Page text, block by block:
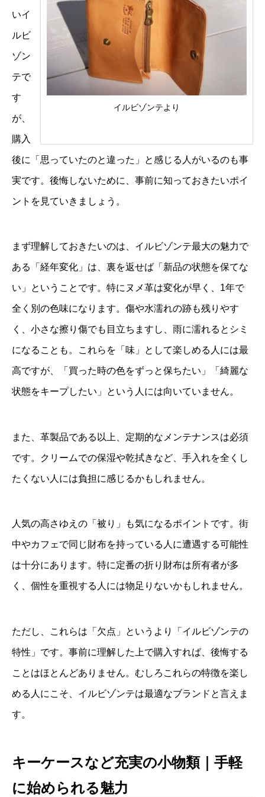
イルビゾンテより
いイ
ルビ
ゾン
テで
す
が、
購入
後に「思っていたのと違った」と感じる人がいるのも事
実です。後悔しないために、事前に知っておきたいポイ
ントを見ていきましょう。
まず理解しておきたいのは、イルビゾンテ最大の魅力で
ある「経年変化」は、裏を返せば「新品の状態を保てな
い」ということです。特にヌメ革は変化が早く、1年で
全く別の色味になります。傷や水濡れの跡も残りやす
く、小さな擦り傷でも目立ちますし、雨に濡れるとシミ
になることも。これらを「味」として楽しめる人には最
高ですが、「買った時の色をずっと保ちたい」「綺麗な
状態をキープしたい」という人には向いていません。
また、革製品である以上、定期的なメンテナンスは必須
です。クリームでの保湿や乾拭きなど、手入れを全くし
たくない人には負担に感じるかもしれません。
人気の高さゆえの「被り」も気になるポイントです。街
中やカフェで同じ財布を持っている人に遭遇する可能性
は十分にあります。特に定番の折り財布は所有者が多
く、個性を重視する人には物足りないかもしれません。
ただし、これらは「欠点」というより「イルビゾンテの
特性」です。事前に理解した上で購入すれば、後悔する
ことはほとんどありません。むしろこれらの特徴を楽し
める人にこそ、イルビゾンテは最適なブランドと言えま
す。
キーケースなど充実の小物類｜手軽
に始められる魅力